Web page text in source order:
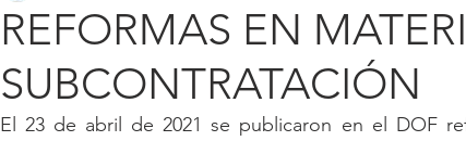
REFORMAS EN
SUBCONTRATACIÓN
El 23 de abril de 2021 se publicaron en el DOF